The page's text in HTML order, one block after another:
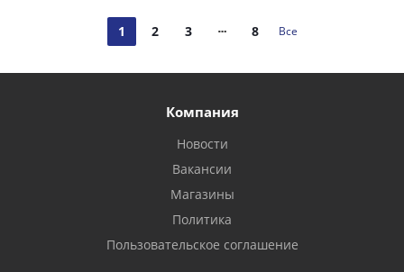
1 2 3 8 Все
Компания
Новости
Вакансии
Магазины
Политика
Пользовательское соглашение